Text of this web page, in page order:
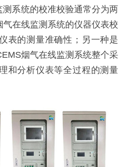
测系统的校准校验通常分为两
在线监测系统的仪器仪表校
表的测量准确性；另一种是
烟气在线监测系统整个采
和分析仪表等全过程的测量